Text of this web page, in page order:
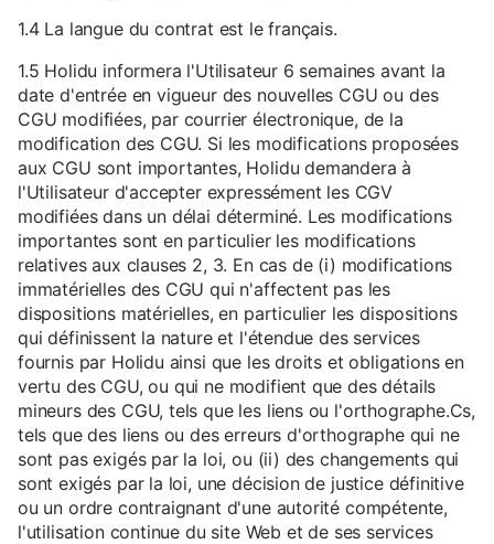
1.4 La langue du contrat est le français.
1.5 Holidu informera l'Utilisateur 6 semaines avant la
date d'entrée en vigueur des nouvelles CGU ou des
CGU modifiées, par courrier électronique, de la
modification des CGU. Si les modifications proposées
aux CGU sont importantes, Holidu demandera à
l'Utilisateur d'accepter expressément les CGV
modifiées dans un délai déterminé. Les modifications
importantes sont en particulier les modifications
relatives aux clauses 2, 3. En cas de (i) modifications
immatérielles des CGU qui n'affectent pas les
dispositions matérielles, en particulier les dispositions
qui définissent la nature et l'étendue des services
fournis par Holidu ainsi que les droits et obligations en
vertu des CGU, ou qui ne modifient que des détails
mineurs des CGU, tels que les liens ou l'orthographe.Cs,
tels que des liens ou des erreurs d'orthographe qui ne
sont pas exigés par la loi, ou (ii) des changements qui
sont exigés par la loi, une décision de justice définitive
ou un ordre contraignant d'une autorité compétente,
l'utilisation continue du site Web et de ses services